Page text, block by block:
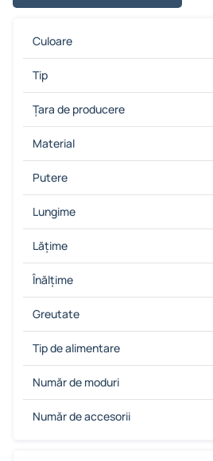
Culoare
Tip
Țara de producere
Material
Putere
Lungime
Lățime
Înălțime
Greutate
Tip de alimentare
Număr de moduri
Număr de accesorii